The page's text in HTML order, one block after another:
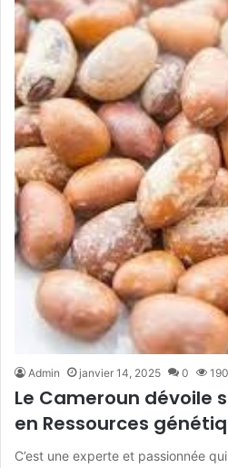
Admin janvier 14, 2025 0 190
Le Cameroun dévoile
en Ressources
C’est une experte et passionnée